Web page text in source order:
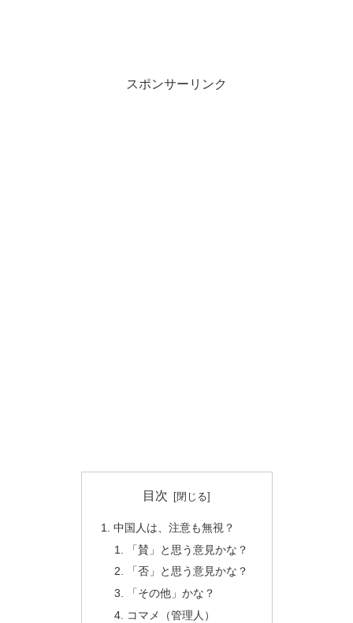
スポンサーリンク
目次
中国人は、注意も無視？
「賛」と思う意見かな？
「否」と思う意見かな？
「その他」かな？
コマメ（管理人）